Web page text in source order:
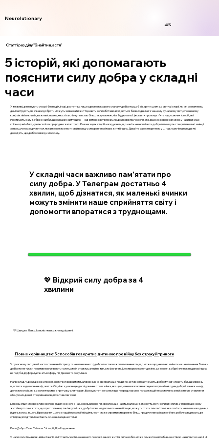
Neurolutionary
Login
Статті розділу "Знайти щастя"
5 історій, які допомагають
пояснити силу добра у складні
часи
У темряві, де панують страх і безнадія, іноді достатньо лише одного яскравого спалаху доброти, щоб відкрити шлях до світла. Історії, які ми розглянемо,
демонструють, як вчинки доброти можуть змінювати життя, навіть коли обставини здаються безвихідними. У нашому сучасному світі, сповненому
конфліктів і викликів, важливість людяності та співчуття стає більш актуальною, ніж будь-коли. Ця стаття пропонує п’ять надихаючих історій, які
ілюструють силу добра в найбільш складних ситуаціях — від рятівників у в’язницях до лікарів під час епідемії, від ризикованих вчинків у часи війни до
спільнот, які об’єднуються після природних катастроф. Кожна з цих історій нагадує нам, що навіть невеликі акти доброти можуть створити великі зміни, і
запрошує нас задуматися, як ми можемо внести свій вклад у створення світла в житті інших. Давайте разом поринемо у ці надихаючі приклади, які
доводять, що добро завжди має силу.
У складні часи важливо пам’ятати про
силу добра. У Телеграм достатньо 4
хвилин, щоб дізнатися, як маленькі вчинки
можуть змінити наше сприйняття світу і
допомогти впоратися з труднощами.
💖 Відкрий силу добра за 4
хвилини
💛 Швидко. Легко. І з ясністю в кожному рішенні.
Повне керівництво: 5 способів говорити з дитиною про війну без страху й тривоги
У сучасному світі, який часто сповнений стресу та невизначеності, доброта стає важливим чинником, що може кардинально змінити наше оточення. Вчинки
доброти не тільки позитивно впливають на тих, хто їх отримує, але й на тих, хто їх вчиняє. Це створює ефект доміно, де кожен добрий вчинок надихає інших
на подібні дії, формуючи атмосферу підтримки та розуміння.
Наприклад, у дослідженні, проведеному в університеті Каліфорнії, вчені виявили, що люди, які активно практикують доброту, відчувають більший рівень
щастя та задоволення від життя. Однією з учасниць дослідження стала жінка, яка щодня намагалася виконувати принаймні один добрий вчинок — від
допомоги сусідам до волонтерства в притулку для тварин. В результаті вона не лише покращила своє психоемоційне состояние, але й змінила ставлення
оточуючих до неї, створивши нові, позитивні зв'язки.
Ця концепція має важливе значення для кожного з нас, оскільки вона підкреслює, що навіть маленькі дії можуть мати великий вплив. У повсякденному
житті варто пам'ятати, що прості вчинки, такі як усмішка, добрі слова чи допомога незнайомцю, можуть стати тим світлом, яке освітить не лише наш день, а
й день когось іншого. Врахування цього в нашій професійній діяльності може сприяти створенню більш продуктивних і гармонійних робочих відносин, де
співпраця і підтримка стають основними цінностями.
Коли Добро Стає Світлом: 5 Історій, Що Надихають
У часи, коли труднощі, війни та епідемії стають частиною нашого повсякденного життя, сила добра може служити непробивною стіною на шляху до надії. Ці